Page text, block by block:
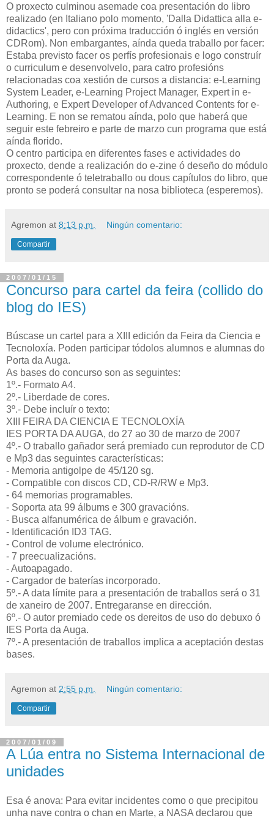
O proxecto culminou asemade coa presentación do libro
realizado (en Italiano polo momento, 'Dalla Didattica alla e-
didactics', pero con próxima traducción ó inglés en versión
CDRom). Non embargantes, aínda queda traballo por facer:
Estaba previsto facer os perfís profesionais e logo construír
o curriculum e desenvolvelo, para catro profesións
relacionadas coa xestión de cursos a distancia: e-Learning
System Leader, e-Learning Project Manager, Expert in e-
Authoring, e Expert Developer of Advanced Contents for e-
Learning. E non se rematou aínda, polo que haberá que
seguir este febreiro e parte de marzo cun programa que está
aínda florido.
O centro participa en diferentes fases e actividades do
proxecto, dende a realización do e-zine ó deseño do módulo
correspondente ó teletraballo ou dous capítulos do libro, que
pronto se poderá consultar na nosa biblioteca (esperemos).
Agremon at 8:13 p.m. Ningún comentario:
Compartir
2007/01/15
Concurso para cartel da feira (collido do
blog do IES)
Búscase un cartel para a XIII edición da Feira da Ciencia e
Tecnoloxía. Poden participar tódolos alumnos e alumnas do
Porta da Auga.
As bases do concurso son as seguintes:
1º.- Formato A4.
2º.- Liberdade de cores.
3º.- Debe incluír o texto:
XIII FEIRA DA CIENCIA E TECNOLOXÍA
IES PORTA DA AUGA, do 27 ao 30 de marzo de 2007
4º.- O traballo gañador será premiado cun reprodutor de CD
e Mp3 das seguintes características:
- Memoria antigolpe de 45/120 sg.
- Compatible con discos CD, CD-R/RW e Mp3.
- 64 memorias programables.
- Soporta ata 99 álbums e 300 gravacións.
- Busca alfanumérica de álbum e gravación.
- Identificación ID3 TAG.
- Control de volume electrónico.
- 7 preecualizacións.
- Autoapagado.
- Cargador de baterías incorporado.
5º.- A data límite para a presentación de traballos será o 31
de xaneiro de 2007. Entregaranse en dirección.
6º.- O autor premiado cede os dereitos de uso do debuxo ó
IES Porta da Auga.
7º.- A presentación de traballos implica a aceptación destas
bases.
Agremon at 2:55 p.m. Ningún comentario:
Compartir
2007/01/09
A Lúa entra no Sistema Internacional de
unidades
Esa é anova: Para evitar incidentes como o que precipitou
unha nave contra o chan en Marte, a NASA declarou que